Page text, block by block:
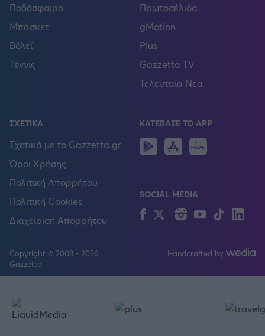
Ποδόσφαιρο
Μπάσκετ
Βόλεϊ
Τέννις
Πρωτοσέλιδα
gMotion
Plus
Gazzetta TV
Τελευταία Νέα
ΣΧΕΤΙΚΑ
Σχετικά με το Gazzetta.gr
Όροι Χρήσης
Πολιτική Απορρήτου
Πολιτική Cookies
Διαχείριση Απορρήτου
ΚΑΤΕΒΑΣΕ ΤΟ APP
Android
IOS
SOCIAL MEDIA
FacebookTwitterInstagram
YouTubeTikTok
Copyright © 2008 - 2026
Gazzetta
Handcrafted by